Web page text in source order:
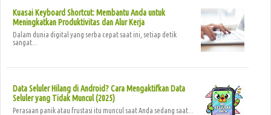
Kuasai Keyboard Shortcut: Membantu Anda untuk
Meningkatkan Produktivitas dan Alur Kerja
Dalam dunia digital yang serba cepat saat ini, setiap detik
sangat...
Data Seluler Hilang di Android? Cara Mengaktifkan Data
Seluler yang Tidak Muncul (2025)
Perasaan panik atau frustasi itu muncul saat Anda sedang saat...